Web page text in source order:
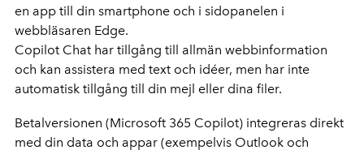
en app till din smartphone och i sidopanelen i
webbläsaren Edge.
Copilot Chat har tillgång till allmän webbinformation
och kan assistera med text och idéer, men har inte
automatisk tillgång till din mejl eller dina filer.
Betalversionen (Microsoft 365 Copilot) integreras direkt
med din data och appar (exempelvis Outlook och